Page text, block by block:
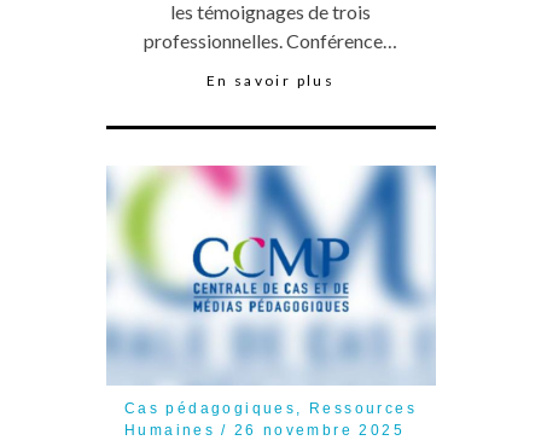
les témoignages de trois
professionnelles. Conférence…
En savoir plus
Cas pédagogiques ,
Ressources
Humaines
26 novembre 2025